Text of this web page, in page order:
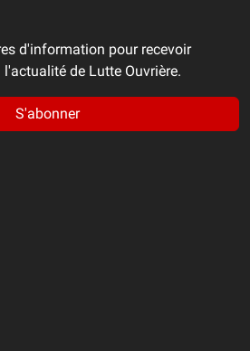
d'information pour recevoir
de Lutte Ouvrière.
S'abonner